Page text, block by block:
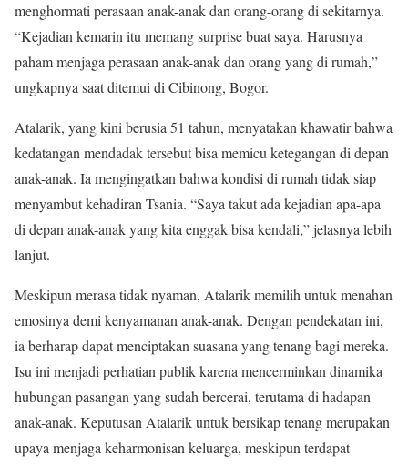
menghormati perasaan anak-anak dan orang-orang di sekitarnya.
“Kejadian kemarin itu memang surprise buat saya. Harusnya
paham menjaga perasaan anak-anak dan orang yang di rumah,”
ungkapnya saat ditemui di Cibinong, Bogor.
Atalarik, yang kini berusia 51 tahun, menyatakan khawatir bahwa
kedatangan mendadak tersebut bisa memicu ketegangan di depan
anak-anak. Ia mengingatkan bahwa kondisi di rumah tidak siap
menyambut kehadiran Tsania. “Saya takut ada kejadian apa-apa
di depan anak-anak yang kita enggak bisa kendali,” jelasnya lebih
lanjut.
Meskipun merasa tidak nyaman, Atalarik memilih untuk menahan
emosinya demi kenyamanan anak-anak. Dengan pendekatan ini,
ia berharap dapat menciptakan suasana yang tenang bagi mereka.
Isu ini menjadi perhatian publik karena mencerminkan dinamika
hubungan pasangan yang sudah bercerai, terutama di hadapan
anak-anak. Keputusan Atalarik untuk bersikap tenang merupakan
upaya menjaga keharmonisan keluarga, meskipun terdapat